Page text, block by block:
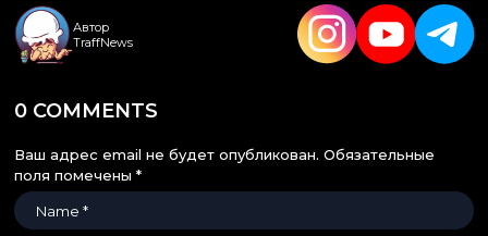
Автор
TraffNews
0 COMMENTS
Ваш адрес email не будет опубликован. Обязательные
поля помечены *